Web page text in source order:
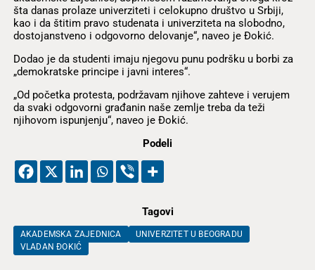
šta danas prolaze univerziteti i celokupno društvo u Srbiji,
kao i da štitim pravo studenata i univerziteta na slobodno,
dostojanstveno i odgovorno delovanje“, naveo je Đokić.
Dodao je da studenti imaju njegovu punu podršku u borbi za
„demokratske principe i javni interes“.
„Od početka protesta, podržavam njihove zahteve i verujem
da svaki odgovorni građanin naše zemlje treba da teži
njihovom ispunjenju“, naveo je Đokić.
Podeli
Tagovi
AKADEMSKA ZAJEDNICA
UNIVERZITET U BEOGRADU
VLADAN ĐOKIĆ